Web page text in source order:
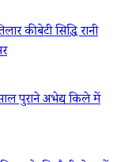
की बेटी सिद्धि रानी
पुराने अभेद्य किले में